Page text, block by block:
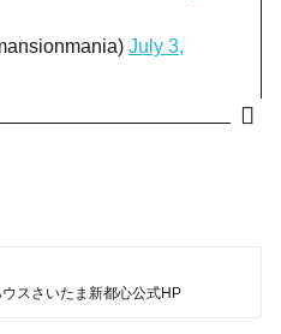
July 3,
スさいたま新都心公式HP